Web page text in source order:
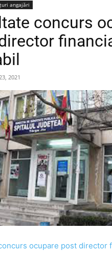
angajări
concurs
2021
ocupare post director